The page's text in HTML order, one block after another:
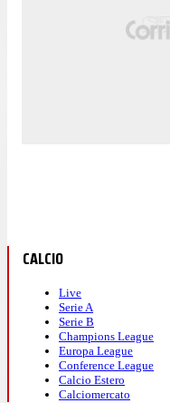
CALCIO
Live
Serie A
Serie B
Champions League
Europa League
Conference League
Calcio Estero
Calciomercato